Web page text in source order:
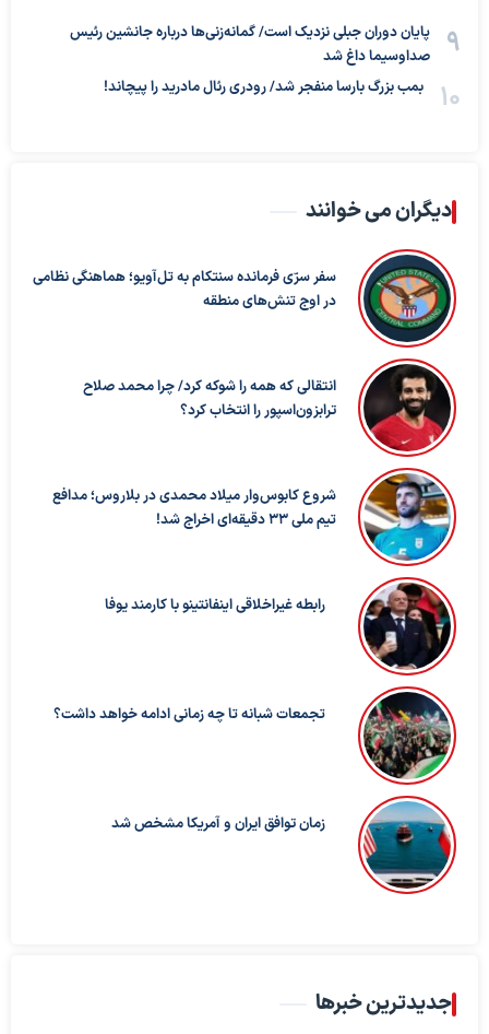
پایان دوران جبلی نزدیک است/ گمانه‌زنی‌ها درباره جانشین رئیس
صداوسیما داغ شد
بمب بزرگ بارسا منفجر شد/ رودری رئال مادرید را پیچاند!
دیگران می خوانند
سفر سرّی فرمانده سنتکام به تل‌آویو؛ هماهنگی نظامی
در اوج تنش‌های منطقه
انتقالی که همه را شوکه کرد/ چرا محمد صلاح
ترابزون‌اسپور را انتخاب کرد؟
شروع کابوس‌وار میلاد محمدی در بلاروس؛ مدافع
تیم ملی ۳۳ دقیقه‌ای اخراج شد!
رابطه غیراخلاقی اینفانتینو با کارمند یوفا
تجمعات شبانه تا چه زمانی ادامه خواهد داشت؟
زمان توافق ایران و آمریکا مشخص شد
جدیدترین خبرها